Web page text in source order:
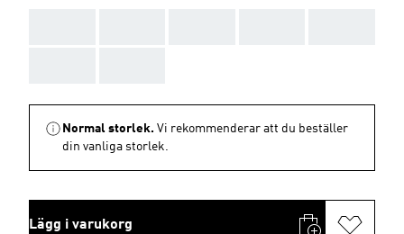
Normal storlek. Vi rekommenderar att du beställer
din vanliga storlek.
Lägg i varukorg